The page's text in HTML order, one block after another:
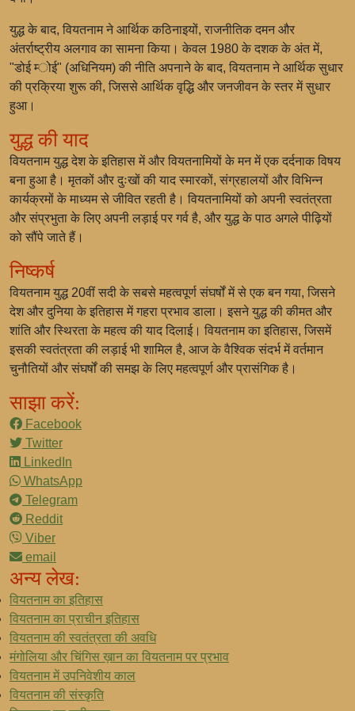
युद्ध के बाद, वियतनाम ने आर्थिक कठिनाइयों, राजनीतिक दमन और
अंतर्राष्ट्रीय अलगाव का सामना किया। केवल 1980 के दशक के अंत में,
"डोई म्‍ोई" (अधिनियम) की नीति अपनाने के बाद, वियतनाम ने आर्थिक सुधार
की प्रक्रिया शुरू की, जिससे आर्थिक वृद्ध‍ि और जनजीवन के स्तर में सुधार
हुआ।
युद्ध की याद
वियतनाम युद्ध देश के इतिहास में और वियतनामियों के मन में एक दर्दनाक विषय
बना हुआ है। मृतकों और दुःखों की याद स्मारकों, संग्रहालयों और विभिन्न
कार्यक्रमों के माध्यम से जीवित रहती है। वियतनामियों को अपनी स्वतंत्रता
और संप्रभुता के लिए अपनी लड़ाई पर गर्व है, और युद्ध के पाठ अगले पीढ़ियों
को सौंपे जाते हैं।
निष्कर्ष
वियतनाम युद्ध 20वीं सदी के सबसे महत्वपूर्ण संघर्षों में से एक बन गया, जिसने
देश और दुनिया के इतिहास में गहरा प्रभाव डाला। इसने युद्ध की कीमत और
शांति और स्थिरता के महत्व की याद दिलाई। वियतनाम का इतिहास, जिसमें
इसकी स्वतंत्रता की लड़ाई भी शामिल है, आज के वैश्विक संदर्भ में वर्तमान
चुनौतियों और संघर्षों की समझ के लिए महत्वपूर्ण और प्रासंगिक है।
साझा करें:
Facebook
Twitter
LinkedIn
WhatsApp
Telegram
Reddit
Viber
email
अन्य लेख:
वियतनाम का इतिहास
वियतनाम का प्राचीन इतिहास
वियतनाम की स्वतंत्रता की अवधि
मंगोलिया और चिंगिस ख़ान का वियतनाम पर प्रभाव
वियतनाम में उपनिवेशीय काल
वियतनाम की संस्कृति